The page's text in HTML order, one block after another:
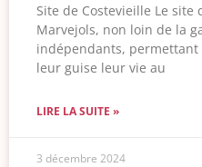
Site de Costevieille Le site
Marvejols, non loin de la
indépendants,
leur guise leur vie au
LIRE LA SUITE »
3 décembre 2024